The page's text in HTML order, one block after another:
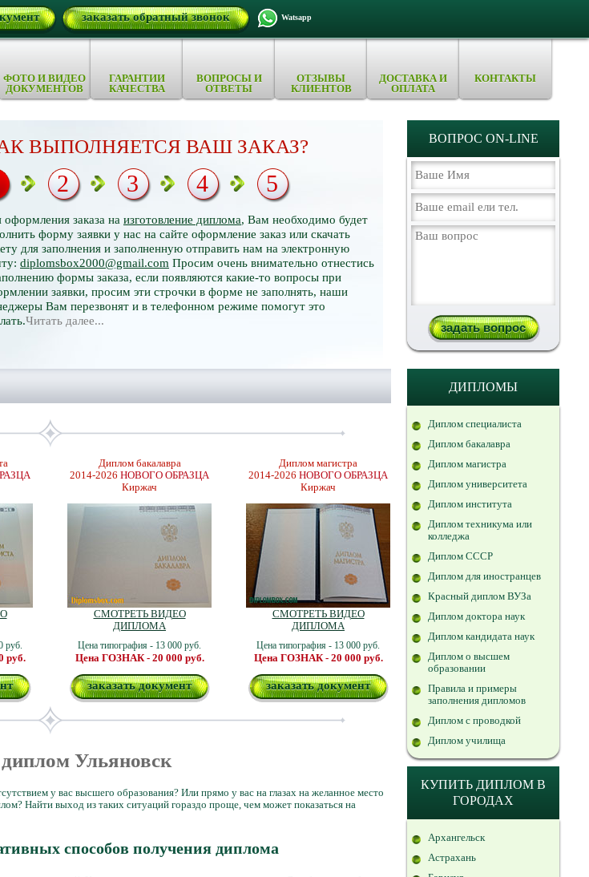
заказать обратный звонок Watsapp
ФОТО И ВИДЕО
ДОКУМЕНТОВ
ГАРАНТИИ
КАЧЕСТВА
ВОПРОСЫ И
ОТВЕТЫ
ОТЗЫВЫ
КЛИЕНТОВ
ДОСТАВКА И
ОПЛАТА
КОНТАКТЫ
ВЫПОЛНЯЕТСЯ ВАШ ЗАКАЗ?
оформления заказа на изготовление диплома, Вам необходимо будет
форму заявки у нас на сайте оформление заказ или скачать
для заполнения и заполненную отправить нам на электронную
diplomsbox2000@gmail.com Просим очень внимательно отнестись
формы заказа, если появляются какие-то вопросы при
заявки, просим эти строчки в форме не заполнять, наши
Вам перезвонят и в телефонном режиме помогут это
Читать далее...
2 3 4 5
ВОПРОС ON-LINE
руб.
руб.
Диплом бакалавра
2014-2026 НОВОГО ОБРАЗЦА
Киржач
СМОТРЕТЬ ВИДЕО
ДИПЛОМА
Цена типография - 13 000 руб.
Цена ГОЗНАК - 20 000 руб.
заказать документ
Диплом магистра
2014-2026 НОВОГО ОБРАЗЦА
Киржач
СМОТРЕТЬ ВИДЕО
ДИПЛОМА
Цена типография - 13 000 руб.
Цена ГОЗНАК - 20 000 руб.
заказать документ
Ульяновск
у вас высшего образования? Или прямо у вас на глазах на желанное место
Найти выход из таких ситуаций гораздо проще, чем может показаться на
способов получения диплома
ДИПЛОМЫ
Диплом специалиста
Диплом бакалавра
Диплом магистра
Диплом университета
Диплом института
Диплом техникума или
колледжа
Диплом СССР
Диплом для иностранцев
Красный диплом ВУЗа
Диплом доктора наук
Диплом кандидата наук
Диплом о высшем
образовании
Правила и примеры
заполнения дипломов
Диплом с проводкой
Диплом училища
КУПИТЬ ДИПЛОМ В
ГОРОДАХ
Архангельск
Астрахань